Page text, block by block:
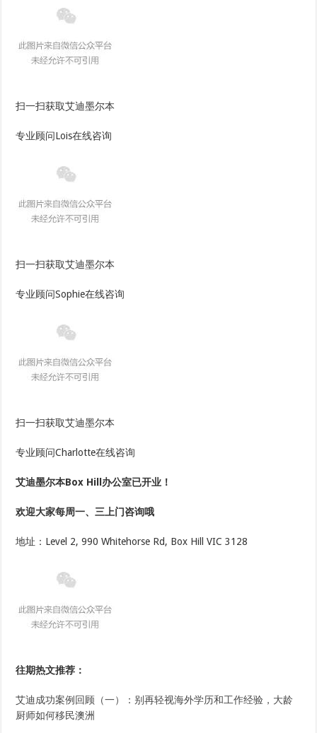
扫一扫获取艾迪墨尔本
专业顾问Lois在线咨询
扫一扫获取艾迪墨尔本
专业顾问Sophie在线咨询
扫一扫获取艾迪墨尔本
专业顾问Charlotte在线咨询
艾迪墨尔本Box Hill办公室已开业！
欢迎大家每周一、三上门咨询哦
地址：Level 2, 990 Whitehorse Rd, Box Hill VIC 3128
往期热文推荐：
艾迪成功案例回顾（一）：别再轻视海外学历和工作经验，大龄
厨师如何移民澳洲